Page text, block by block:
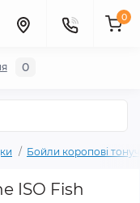
0
Бойли короповi
ISO Fish
0